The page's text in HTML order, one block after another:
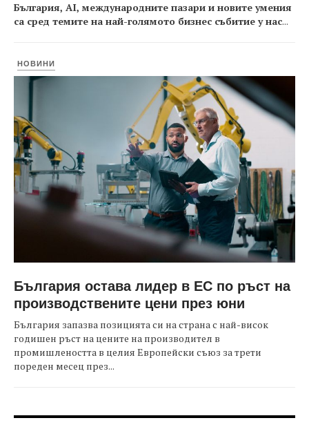
България, AI, международните пазари и новите умения
са сред темите на най-голямото бизнес събитие у нас...
НОВИНИ
България остава лидер в ЕС по ръст на
производствените цени през юни
България запазва позицията си на страна с най-висок
годишен ръст на цените на производител в
промишлеността в целия Европейски съюз за трети
пореден месец през...